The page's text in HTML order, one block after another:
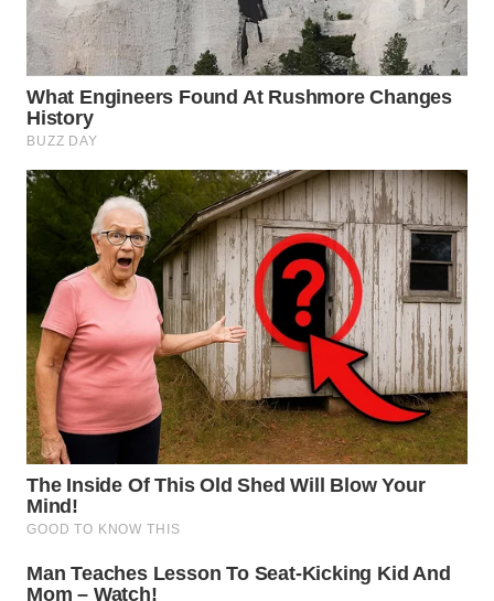
WN
KALSEL
WN
KALTIM
WN
SULSEL
WN
GORONTALO
WN
SULUT
WN
MALUKU
WN